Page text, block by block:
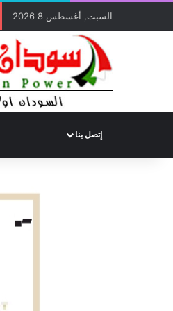
السبت, أغسطس 8 2026
إتصل بنا